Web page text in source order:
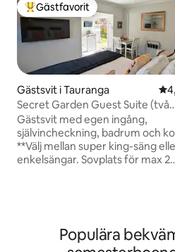
Populär gästfavorit
Gästfavorit
Gästsvit i Tauranga
Secret Garden Guest Suite (två
enkelsängar eller superking)
Gästsvit med egen ingång,
självincheckning, badrum och
**Välj mellan super king-säng
enkelsängar. Sovplats för max 2
ultrasnabbt wifi. Egen uteplats med
pergola för gästerna att använda
Populära